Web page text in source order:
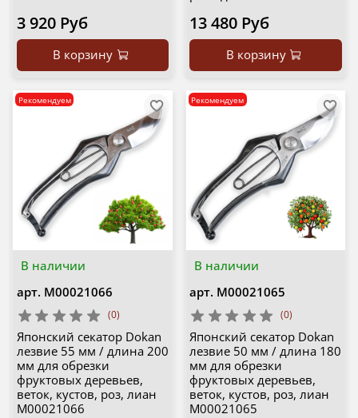
3 920 Руб
В корзину
13 480 Руб
В корзину
В наличии
Рекомендуем
арт. М00021066
(0)
Японский секатор Dokan
лезвие 55 мм / длина 200
мм для обрезки
фруктовых деревьев,
веток, кустов, роз, лиан
М00021066
В наличии
Рекомендуем
арт. М00021065
(0)
Японский секатор Dokan
лезвие 50 мм / длина 180
мм для обрезки
фруктовых деревьев,
веток, кустов, роз, лиан
М00021065